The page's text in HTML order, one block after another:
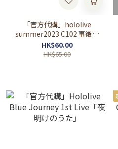
「官方代購」hololive
summer2023 C102 事後通
販 #2 隨機掛件
HK$60.00
HK$65.00